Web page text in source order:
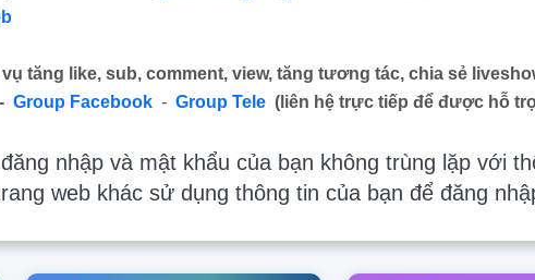
tăng like, sub, comment, view, tăng tương tác, chia sẻ
- Group Facebook - Group Tele (liên hệ trực tiếp để được hỗ
nhập và mật khẩu của bạn không trùng lặp với
web khác sử dụng thông tin của bạn để đăng